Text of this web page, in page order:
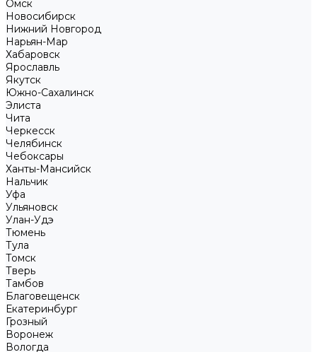
Омск
Новосибирск
Нижний Новгород
Нарьян-Мар
Хабаровск
Ярославль
Якутск
Южно-Сахалинск
Элиста
Чита
Черкесск
Челябинск
Чебоксары
Ханты-Мансийск
Нальчик
Уфа
Ульяновск
Улан-Удэ
Тюмень
Тула
Томск
Тверь
Тамбов
Благовещенск
Екатеринбург
Грозный
Воронеж
Вологда